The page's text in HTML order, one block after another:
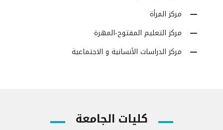
مركز المرأة
مركز التعليم المفتوح-المهرة
مركز الدراسات الأنسانية و الاجتماعية
كليات الجامعة